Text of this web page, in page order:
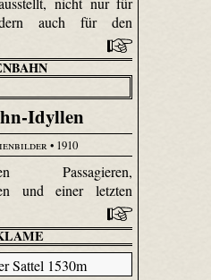
auch für den
Idyllen
• 1910
Passagieren,
und einer letzten